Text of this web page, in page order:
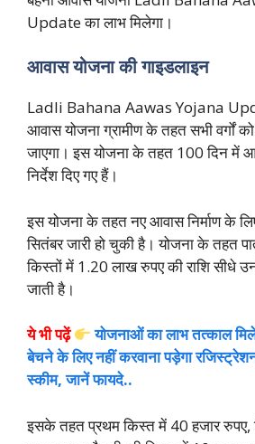
Update का लाभ मिलेगा।
आवास योजना की गाइडलाइन
Ladli Bahana Aawas Yojana
आवास योजना ग्रामीण के तहत सभी वर्गों
जाएगा। इस योजना के तहत 100 दिन में
निर्देश दिए गए हैं।
इस योजना के तहत नए आवास निर्माण के
सितंबर जारी हो चुकी है।योजना के तहत
किस्तों में 1.20 लाख रुपए की राशि सीधे
जाती है।
ये भी पढ़ें
योजनाओं का लाभ तत्काल
बेचने के लिए नहीं करवाना पड़ेगा
स्कीम, जानें फायदे..
इसके तहत प्रथम किस्त में 40 हजार रुपए,